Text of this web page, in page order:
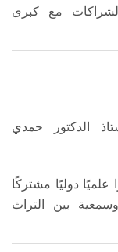
مع كبرى
الدكتور حمدي
علميًا دوليًا مشتركًا
بين التراث